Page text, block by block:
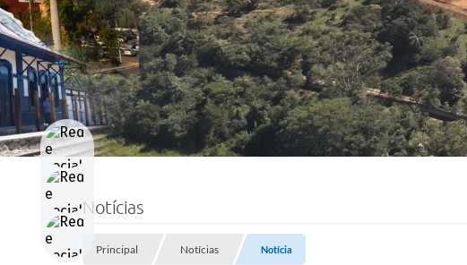
Notícias
Principal Notícias Notícia